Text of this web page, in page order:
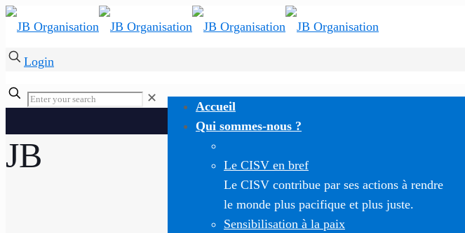
Login
Accueil
Qui sommes-nous ?
Le CISV en bref
Le CISV contribue par ses actions à rendre
le monde plus pacifique et plus juste.
Sensibilisation à la paix
✕
JB